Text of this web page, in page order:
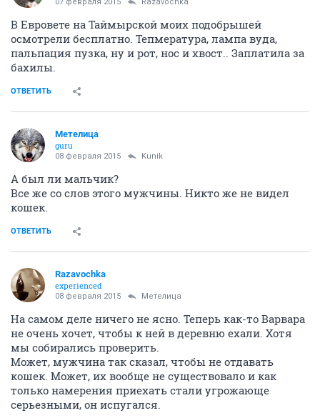
В Евровете на Таймырской моих подобрышей
осмотрели бесплатно. Тепмература, лампа вуда,
пальпация пузка, ну и рот, нос и хвост.. Заплатила за
бахилы.
ОТВЕТИТЬ
Метелица
guru
08 февраля 2015 Kunik
А был ли мальчик?
Все же со слов этого мужчины. Никто же не видел
кошек.
ОТВЕТИТЬ
Razavochka
experienced
08 февраля 2015 Метелица
На самом деле ничего не ясно. Теперь как-то Варвара
не очень хочет, чтобы к ней в деревню ехали. Хотя
мы собирались проверить.
Может, мужчина так сказал, чтобы не отдавать
кошек. Может, их вообще не существовало и как
только намерения приехать стали угрожающе
серьезными, он испугался.